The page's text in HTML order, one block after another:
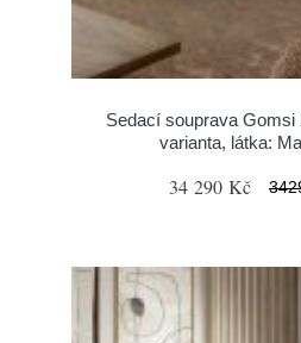
Sedací souprava Gomsi
varianta, látka:
34 290 Kč